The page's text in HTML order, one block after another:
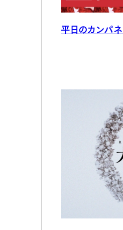
平日のカンパ